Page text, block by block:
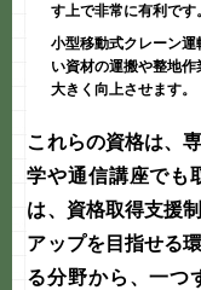
す上で非常に有利です。
小型移動式クレーン
い資材の運搬や整地
大きく向上させます。
これらの資格は、
学や通信講座でも
は、資格取得支援
アップを目指せる
る分野から、一つ